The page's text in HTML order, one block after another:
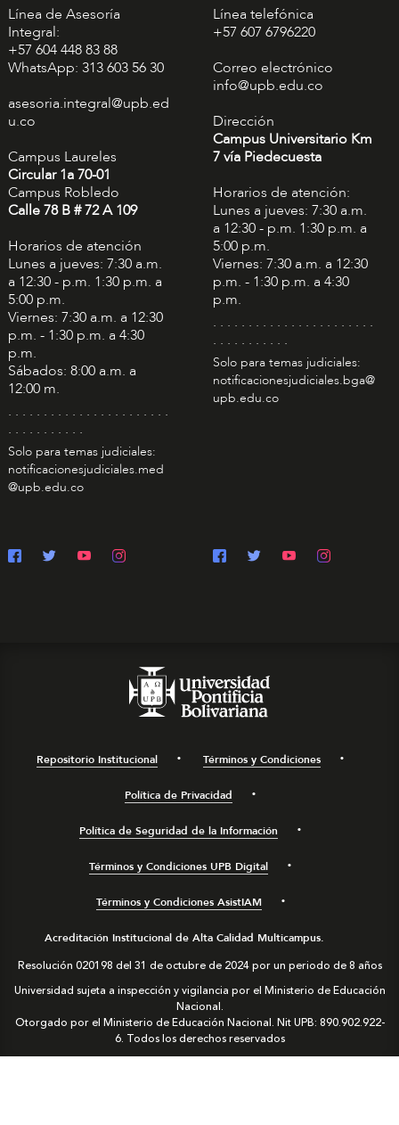
Línea de Asesoría
Integral:
+57 604 448 83 88
WhatsApp: 313 603 56 30
asesoria.integral@upb.ed
u.co
Campus Laureles
Circular 1a 70-01
Campus Robledo
Calle 78 B # 72 A 109
Horarios de atención
Lunes a jueves: 7:30 a.m.
a 12:30 - p.m. 1:30 p.m. a
5:00 p.m.
Viernes: 7:30 a.m. a 12:30
p.m. - 1:30 p.m. a 4:30
p.m.
Sábados: 8:00 a.m. a
12:00 m.
. . . . . . . . . . . . . . . . . . . . . . .
. . . . . . . . . . .
Solo para temas judiciales:
notificacionesjudiciales.med
@upb.edu.co
Línea telefónica
+57 607 6796220
Correo electrónico
info@upb.edu.co
Dirección
Campus Universitario Km
7 vía Piedecuesta
Horarios de atención:
Lunes a jueves: 7:30 a.m.
a 12:30 - p.m. 1:30 p.m. a
5:00 p.m.
Viernes: 7:30 a.m. a 12:30
p.m. - 1:30 p.m. a 4:30
p.m.
. . . . . . . . . . . . . . . . . . . . . . .
. . . . . . . . . . .
Solo para temas judiciales:
notificacionesjudiciales.bga@
upb.edu.co
Repositorio Institucional Términos y Condiciones
Política de Privacidad
Política de Seguridad de la Información
Términos y Condiciones UPB Digital
Términos y Condiciones AsistIAM
Acreditación Institucional de Alta Calidad Multicampus.
Resolución 020198 del 31 de octubre de 2024 por un periodo de 8 años
Universidad sujeta a inspección y vigilancia por el Ministerio de Educación
Nacional.
Otorgado por el Ministerio de Educación Nacional. Nit UPB: 890.902.922-
6. Todos los derechos reservados